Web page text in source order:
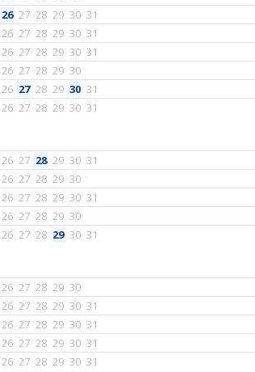
26 27 28 29 30 31
26 27 28 29 30 31
26 27 28 29 30 31
26 27 28 29 30
26 27 28 29 30 31
26 27 28 29 30 31
26 27 28 29 30 31
26 27 28 29 30
26 27 28 29 30 31
26 27 28 29 30
26 27 28 29 30 31
26 27 28 29 30
26 27 28 29 30 31
26 27 28 29 30 31
26 27 28 29 30 31
26 27 28 29 30 31